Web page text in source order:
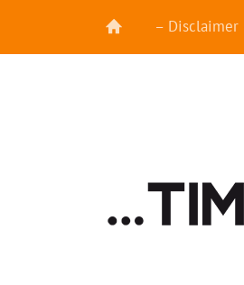
– Disclaimer